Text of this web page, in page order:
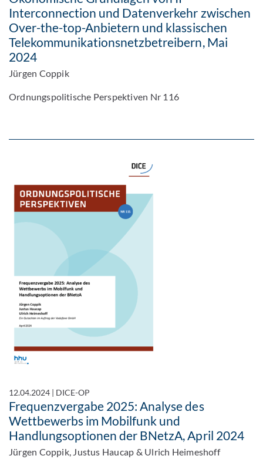
Interconnection und Datenverkehr zwischen
Over-the-top-Anbietern und klassischen
Telekommunikationsnetzbetreibern, Mai
2024
Jürgen Coppik
Ordnungspolitische Perspektiven Nr 116
12.04.2024 | DICE-OP
Frequenzvergabe 2025: Analyse des
Wettbewerbs im Mobilfunk und
Handlungsoptionen der BNetzA, April 2024
Jürgen Coppik, Justus Haucap & Ulrich Heimeshoff